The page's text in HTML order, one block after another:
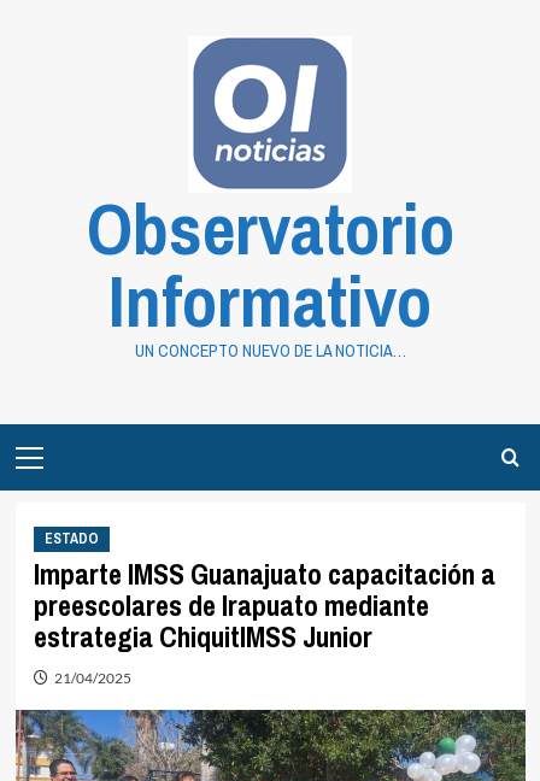
Observatorio
Informativo
UN CONCEPTO NUEVO DE LA NOTICIA…
Menu
ESTADO
Imparte IMSS Guanajuato capacitación a
preescolares de Irapuato mediante
estrategia ChiquitIMSS Junior
21/04/2025